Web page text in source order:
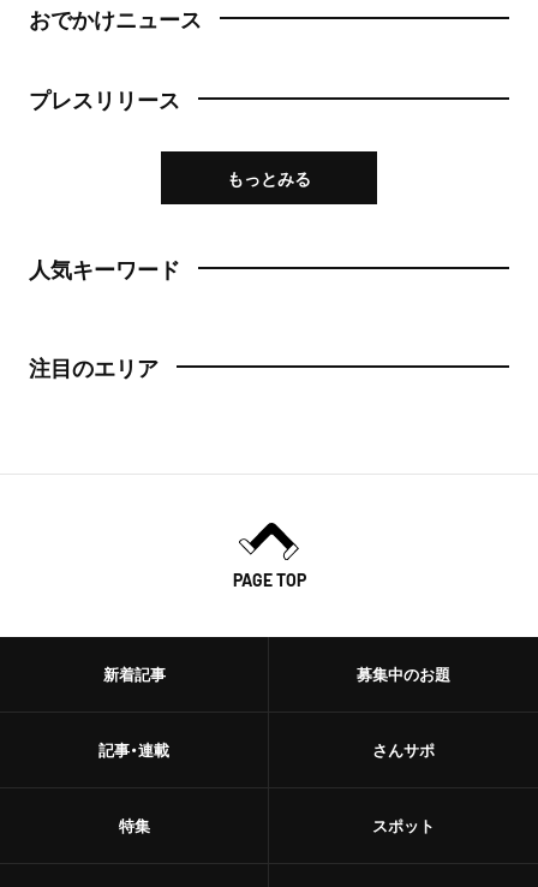
おでかけニュース
プレスリリース
もっとみる
人気キーワード
注目のエリア
PAGE TOP
新着記事
記事・連載
特集
募集中のお題
さんサポ
スポット